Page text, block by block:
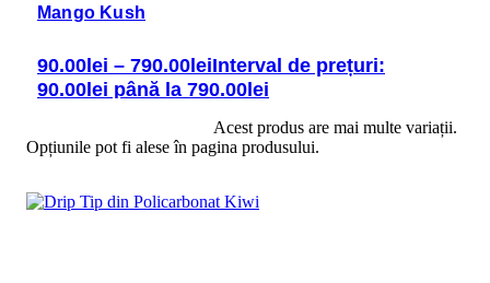
Mango Kush
90.00lei – 790.00leiInterval de prețuri:
90.00lei până la 790.00lei
Acest produs are mai multe variații.
Opțiunile pot fi alese în pagina produsului.